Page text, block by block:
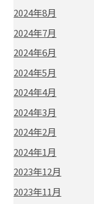
2024年8月
2024年7月
2024年6月
2024年5月
2024年4月
2024年3月
2024年2月
2024年1月
2023年12月
2023年11月